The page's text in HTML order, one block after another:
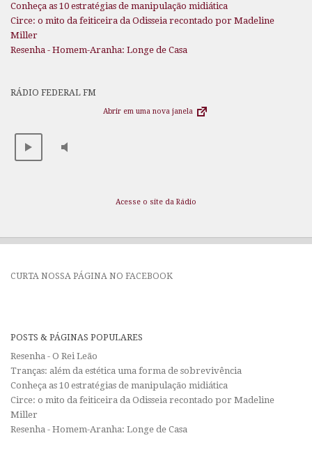
Conheça as 10 estratégias de manipulação midiática
Circe: o mito da feiticeira da Odisseia recontado por Madeline
Miller
Resenha - Homem-Aranha: Longe de Casa
RÁDIO FEDERAL FM
Abrir em uma nova janela
Acesse o site da Rádio
CURTA NOSSA PÁGINA NO FACEBOOK
POSTS & PÁGINAS POPULARES
Resenha - O Rei Leão
Tranças: além da estética uma forma de sobrevivência
Conheça as 10 estratégias de manipulação midiática
Circe: o mito da feiticeira da Odisseia recontado por Madeline
Miller
Resenha - Homem-Aranha: Longe de Casa